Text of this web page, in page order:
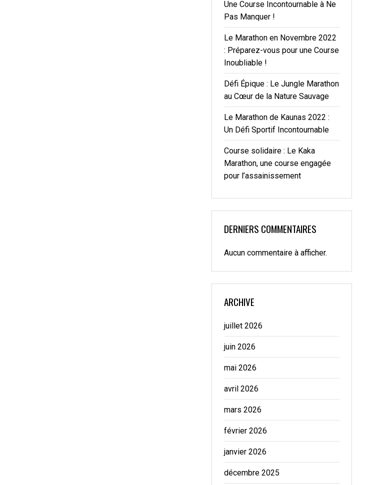
Une Course Incontournable à Ne
Pas Manquer !
Le Marathon en Novembre 2022
: Préparez-vous pour une Course
Inoubliable !
Défi Épique : Le Jungle Marathon
au Cœur de la Nature Sauvage
Le Marathon de Kaunas 2022 :
Un Défi Sportif Incontournable
Course solidaire : Le Kaka
Marathon, une course engagée
pour l’assainissement
DERNIERS COMMENTAIRES
Aucun commentaire à afficher.
ARCHIVE
juillet 2026
juin 2026
mai 2026
avril 2026
mars 2026
février 2026
janvier 2026
décembre 2025